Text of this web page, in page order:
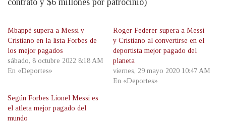
Mbappé supera a Messi y
Cristiano en la lista Forbes de
los mejor pagados
sábado, 8 octubre 2022 8:18 AM
En «Deportes»
Roger Federer supera a Messi
y Cristiano al convertirse en el
deportista mejor pagado del
planeta
viernes, 29 mayo 2020 10:47 AM
En «Deportes»
Según Forbes Lionel Messi es
el atleta mejor pagado del
mundo